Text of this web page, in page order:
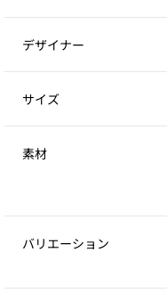
デザイナー
サイズ
素材
バリエーション